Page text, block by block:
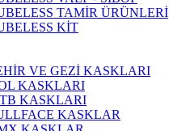
TAMİR ÜRÜNLERİ
KİT
VE GEZİ KASKLARI
KASKLARI
KASKLARI
KASKLAR